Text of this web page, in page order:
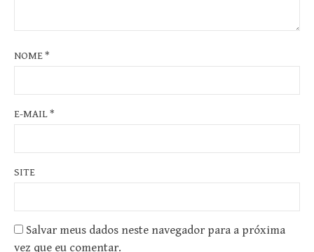
NOME*
E-MAIL*
SITE
Salvar meus dados neste navegador para a próxima
vez que eu comentar.